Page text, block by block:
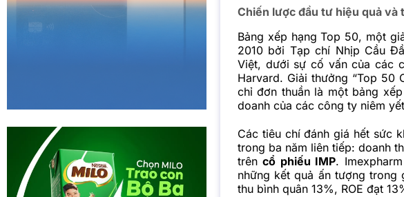
Chiến lược đầu tư hiệu quả
Bảng xếp hạng Top 50, một
2010 bởi Tạp chí Nhịp Cầu
Việt, dưới sự cố vấn của các
Harvard. Giải thưởng “Top 50
chỉ đơn thuần là một bảng
doanh của các công ty niêm
Các tiêu chí đánh giá hết sức
trong ba năm liên tiếp: doanh
trêncổ phiếu IMP.
những kết quả ấn tượng
thu bình quân 13%, ROE đạt